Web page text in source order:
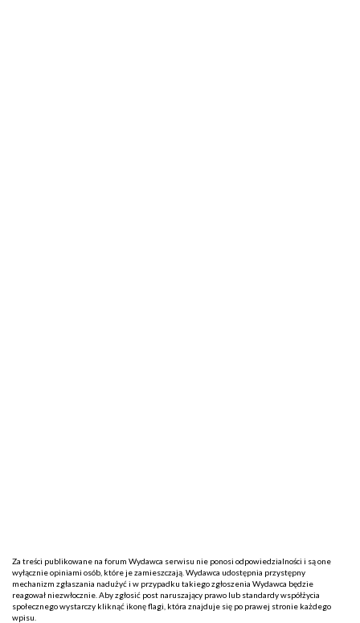
Za treści publikowane na forum Wydawca serwisu nie ponosi odpowiedzialności i są one
wyłącznie opiniami osób, które je zamieszczają. Wydawca udostępnia przystępny
mechanizm zgłaszania nadużyć i w przypadku takiego zgłoszenia Wydawca będzie
reagował niezwłocznie. Aby zgłosić post naruszający prawo lub standardy współżycia
społecznego wystarczy kliknąć ikonę flagi, która znajduje się po prawej stronie każdego
wpisu.